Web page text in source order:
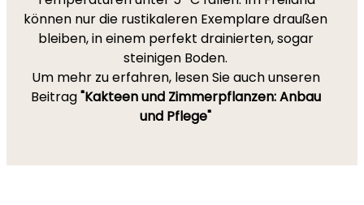
können nur die rustikaleren Exemplare draußen
bleiben, in einem perfekt drainierten, sogar
steinigen Boden.
Um mehr zu erfahren, lesen Sie auch unseren
Beitrag"Kakteen und Zimmerpflanzen: Anbau
und Pflege"